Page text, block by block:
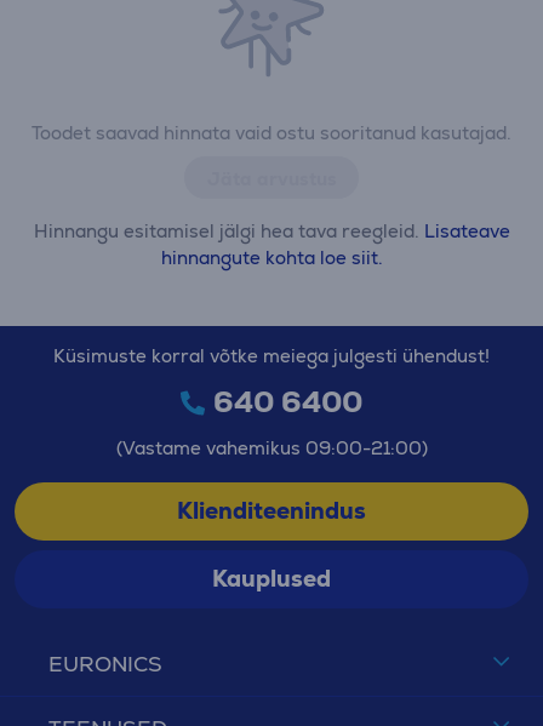
Toodet saavad hinnata vaid ostu sooritanud kasutajad.
Hinnangu esitamisel jälgi hea tava reegleid. Lisateave
hinnangute kohta loe siit.
EURONICS
Küsimuste korral võtke meiega julgesti ühendust!
640 6400
(Vastame vahemikus 09:00-21:00)
Klienditeenindus
Kauplused